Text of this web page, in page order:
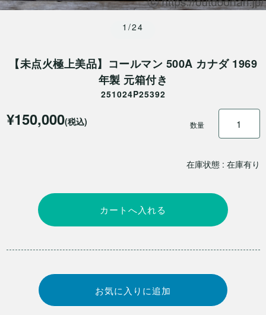
1/24
【未点火極上美品】コールマン 500A カナダ 1969
年製 元箱付き
251024P25392
在庫状態 : 在庫有り
¥150,000(税込) 数量